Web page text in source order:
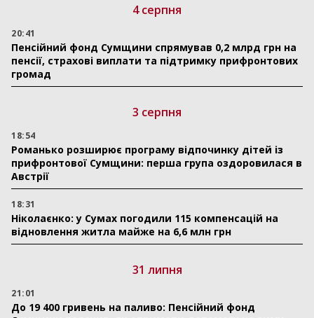
4 серпня
20:41
Пенсійний фонд Сумщини спрямував 0,2 млрд грн на
пенсії, страхові виплати та підтримку прифронтових
громад
3 серпня
18:54
Романько розширює програму відпочинку дітей із
прифронтової Сумщини: перша група оздоровилася в
Австрії
18:31
Ніколаєнко: у Сумах погодили 115 компенсацій на
відновлення житла майже на 6,6 млн грн
31 липня
21:01
До 19 400 гривень на паливо: Пенсійний фонд